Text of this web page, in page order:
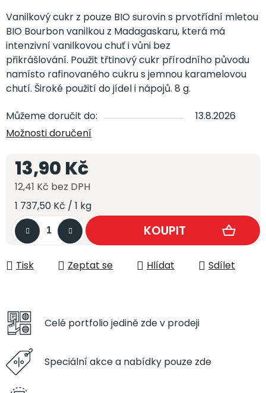
Vanilkový cukr z pouze BIO surovin s prvotřídní mletou
BIO Bourbon vanilkou z Madagaskaru, která má
intenzivní vanilkovou chuť i vůni bez
přikrášlování. Použit třtinový cukr přírodního původu
namísto rafinovaného cukru s jemnou karamelovou
chutí. Široké použití do jídel i nápojů. 8 g.
Můžeme doručit do:
13.8.2026
Možnosti doručení
13,90 Kč
12,41 Kč bez DPH
Měrná cena:
1 737,50 Kč / 1 kg
Tisk Zeptat se Hlídat Sdílet
Celé portfoliojedině zde v prodeji
Speciální akce a nabídky pouze zde